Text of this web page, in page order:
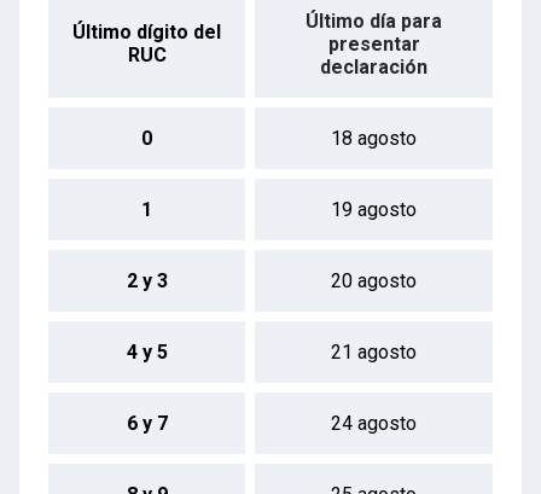
Último dígito del
RUC
Último día para
presentar
declaración
0 18 agosto
1 19 agosto
2 y 3 20 agosto
4 y 5 21 agosto
6 y 7 24 agosto